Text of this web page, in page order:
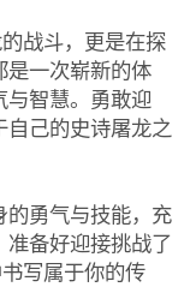
战斗，更是在探
是一次崭新的体
与智慧。勇敢迎
自己的史诗屠龙之
的勇气与技能，充
准备好迎接挑战了
写属于你的传